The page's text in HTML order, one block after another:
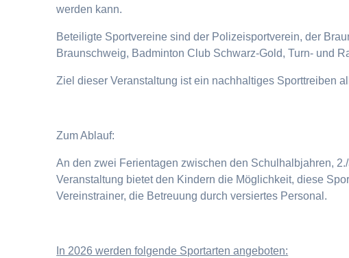
werden kann.
Beteiligte Sportvereine sind der Polizeisportverein, der
Braunschweig, Badminton Club Schwarz-Gold, Turn- und
Ziel dieser Veranstaltung ist ein nachhaltiges Sporttreiben
Zum Ablauf:
An den zwei Ferientagen zwischen den Schulhalbjahren,
Veranstaltung bietet den Kindern die Möglichkeit, diese
Vereinstrainer, die Betreuung durch versiertes Personal.
n 2026 werden folgende Sportarten angeboten: